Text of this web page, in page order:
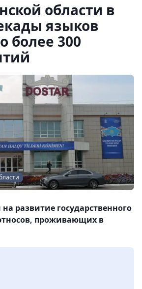
области в
языков
более 300
развитие государственного
проживающих в